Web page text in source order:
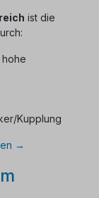
ist die
Kupplung
→